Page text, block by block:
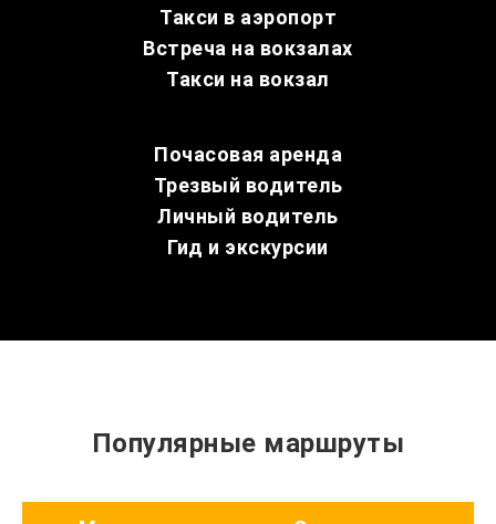
Такси в аэропорт
Встреча на вокзалах
Такси на вокзал
Почасовая аренда
Трезвый водитель
Личный водитель
Гид и экскурсии
Популярные маршруты